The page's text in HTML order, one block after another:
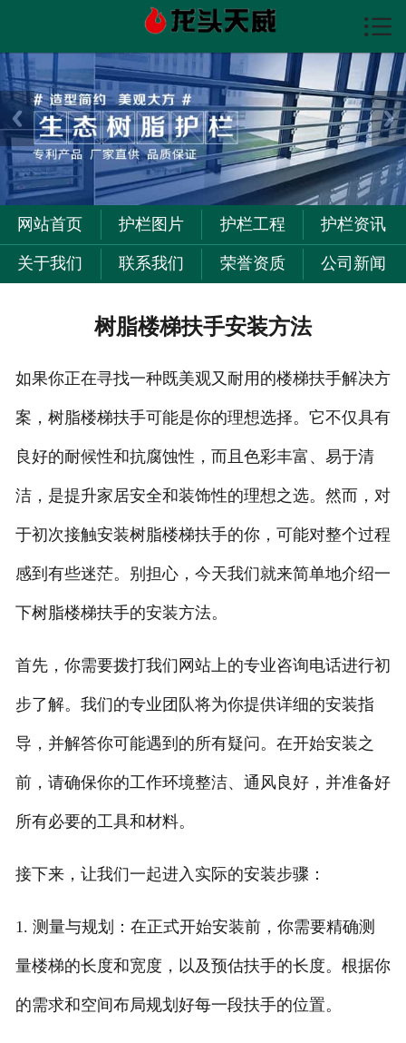

护栏图片
护栏资讯
护栏工程
关于我们
联系我们

网站首页 护栏图片 护栏工程 护栏资讯
关于我们 联系我们 荣誉资质 公司新闻
树脂楼梯扶手安装方法
如果你正在寻找一种既美观又耐用的楼梯扶手解决方
案，树脂楼梯扶手可能是你的理想选择。它不仅具有
良好的耐候性和抗腐蚀性，而且色彩丰富、易于清
洁，是提升家居安全和装饰性的理想之选。然而，对
于初次接触安装树脂楼梯扶手的你，可能对整个过程
感到有些迷茫。别担心，今天我们就来简单地介绍一
下树脂楼梯扶手的安装方法。
首先，你需要拨打我们网站上的专业咨询电话进行初
步了解。我们的专业团队将为你提供详细的安装指
导，并解答你可能遇到的所有疑问。在开始安装之
前，请确保你的工作环境整洁、通风良好，并准备好
所有必要的工具和材料。
接下来，让我们一起进入实际的安装步骤：
1. 测量与规划：在正式开始安装前，你需要精确测
量楼梯的长度和宽度，以及预估扶手的长度。根据你
的需求和空间布局规划好每一段扶手的位置。